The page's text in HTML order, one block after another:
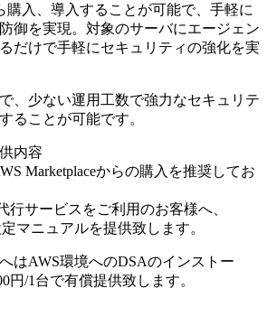
購入、導入することが可能で、手軽に
御を実現。対象のサーバにエージェン
だけで手軽にセキュリティの強化を実
、少ない運用工数で強力なセキュリテ
ることが可能です。
内容
Marketplaceからの購入を推奨してお
行サービスをご利用のお客様へ、
マニュアルを提供致します。
はAWS環境へのDSAのインストー
円/1台で有償提供致します。